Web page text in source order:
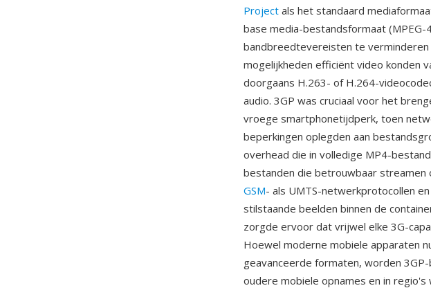
Project als het standaard
base media-bestandsformaat
bandbreedtevereisten te
mogelijkheden efficiënt video konden
doorgaans H.263- of H.264-
audio. 3GP was cruciaal voor het
vroege smartphonetijdperk, toen
beperkingen oplegden aan
overhead die in volledige MP4-
bestanden die betrouwbaar
GSM- als UMTS-netwerkprotocollen
stilstaande beelden binnen de
zorgde ervoor dat vrijwel elke 3G-
Hoewel moderne mobiele apparaten
geavanceerde formaten, worden
oudere mobiele opnames en in